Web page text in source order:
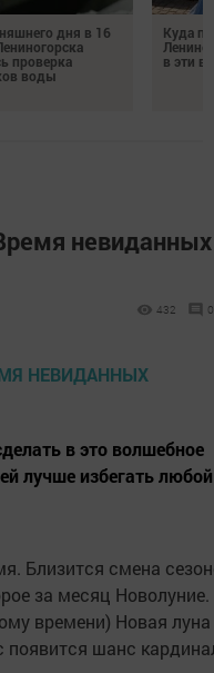
дня в 16
проверка
воды
Куда
в эти
невиданных
432 0
в это волшебное
лучше избегать любой
Близится смена
за месяц
времени) Новая луна
появится шанс